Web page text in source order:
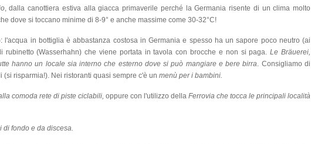
, dalla canottiera estiva alla giacca primaverile perché la Germania risente di un clima molto
dove si toccano minime di 8-9° e anche massime come 30-32°C!
l'acqua in bottiglia è abbastanza costosa in Germania e spesso ha un sapore poco neutro (ai
rubinetto (Wasserhahn) che viene portata in tavola con brocche e non si paga.Le Bräuerei,
hanno un locale sia interno che esterno dove si può mangiare e bere birra. Consigliamo di
risparmia!). Nei ristoranti quasi sempre c'è unmenù per i bambini.
comoda rete di piste ciclabili, oppure con l'utilizzo della Ferrovia che tocca le principali località
di fondo e da discesa.